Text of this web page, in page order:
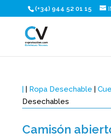
(+34) 944 52 01 15
| | Ropa Desechable |
Desechables
Camisón